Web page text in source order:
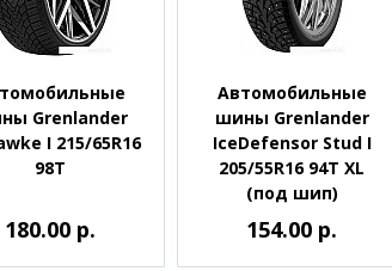
Grenlander
I 215/65R16
98T
180.00 р.
Автомобильные
шины Grenlander
IceDefensor Stud I
205/55R16 94T XL
(под шип)
154.00 р.